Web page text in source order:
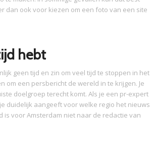
dan ook voor kiezen om een foto van een site
hebt
geen tijd en zin om veel tijd te stoppen in het
een persbericht de wereld in te krijgen. Je
doelgroep terecht komt. Als je een pr-expert
duidelijk aangeeft voor welke regio het nieuws
is voor Amsterdam niet naar de redactie van